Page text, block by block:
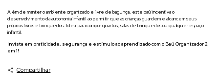
Além de manter o ambiente organizado e livre de bagunça, este baú incentiva o
desenvolvimento da autonomia infantil ao permitir que as crianças guardem e alcancem seus
próprios livros e brinquedos. Ideal para compor quartos, salas de brinquedos ou qualquer espaço
infantil.
Invista em praticidade, segurança e estímulo ao aprendizado com o Baú Organizador 2
em 1!
Compartilhar